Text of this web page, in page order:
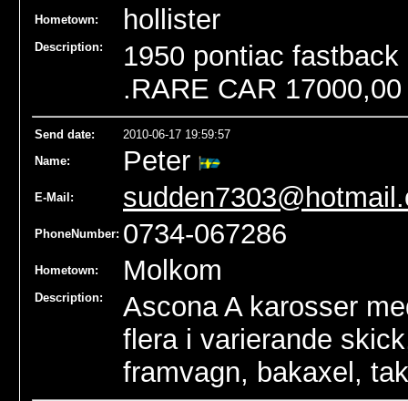
Hometown: hollister
Description:
1950 pontiac
.RARE CAR
Send date:
2010-06-17 19:59:57
Name: Peter
E-Mail:
PhoneNumber: 0734-067286
Hometown: Molkom
Description:
Ascona A karosser
flera i varierande
framvagn, bakaxel,